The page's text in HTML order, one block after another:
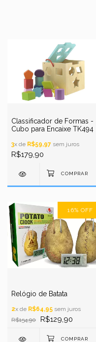
Classificador de Formas -
Cubo para Encaixe TK494
3x de R$59,97 sem juros
R$179,90
16% OFF
Relógio de Batata
2x de R$64,95 sem juros
R$154,90
R$129,90